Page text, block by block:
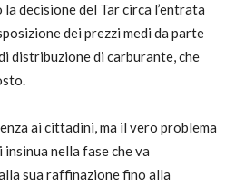
decisione del Tar circa l’entrata
dei prezzi medi da parte
distribuzione di carburante, che
ai cittadini, ma il vero problema
nella fase che va
sua raffinazione fino alla